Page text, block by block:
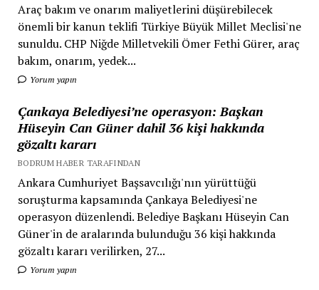
Araç bakım ve onarım maliyetlerini düşürebilecek
önemli bir kanun teklifi Türkiye Büyük Millet Meclisi'ne
sunuldu. CHP Niğde Milletvekili Ömer Fethi Gürer, araç
bakım, onarım, yedek...
Yorum yapın
Çankaya Belediyesi’ne operasyon: Başkan
Hüseyin Can Güner dahil 36 kişi hakkında
gözaltı kararı
BODRUM HABER TARAFINDAN
Ankara Cumhuriyet Başsavcılığı'nın yürüttüğü
soruşturma kapsamında Çankaya Belediyesi'ne
operasyon düzenlendi. Belediye Başkanı Hüseyin Can
Güner'in de aralarında bulunduğu 36 kişi hakkında
gözaltı kararı verilirken, 27...
Yorum yapın